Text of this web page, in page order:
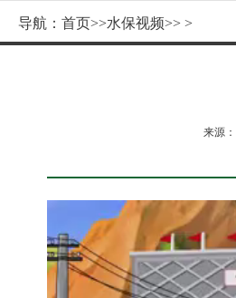
导航： 首页>>水保视频>> >
来源